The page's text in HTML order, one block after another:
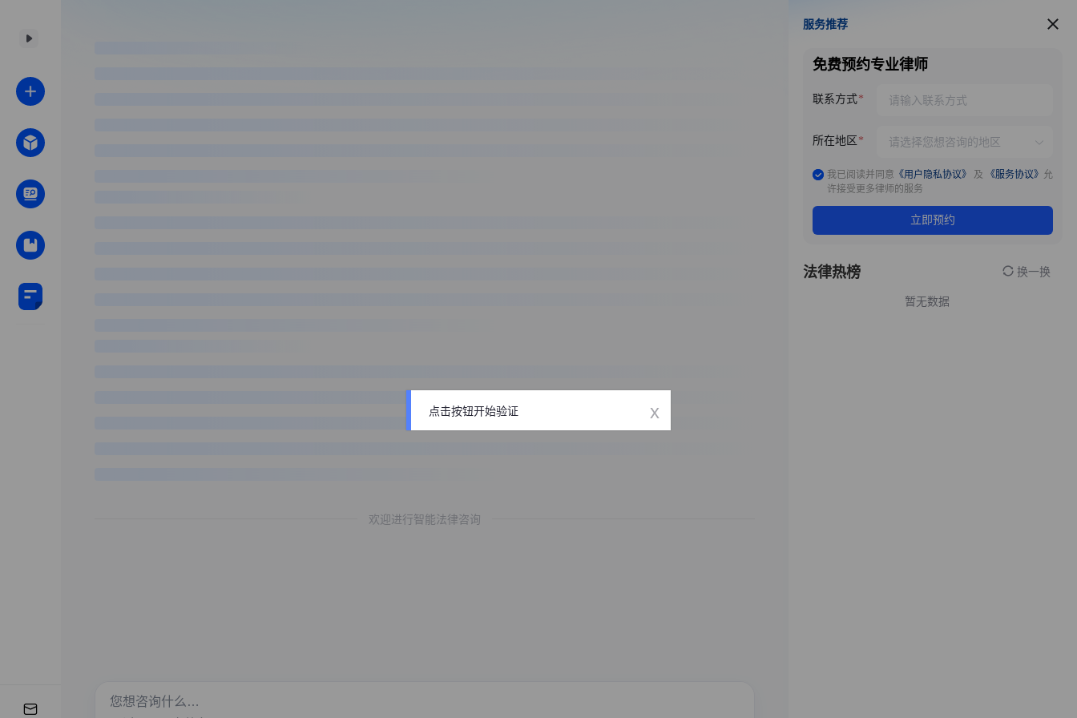
欢迎进行智能法律咨询
服务推荐
服务推荐
免费预约专业律师
联系方式
所在地区
我已阅读并同意 《用户隐私协议》 及 《服务协议》 允
许接受更多律师的服务
立即预约
法律热榜 换一换
暂无数据
点击按钮开始验证 x